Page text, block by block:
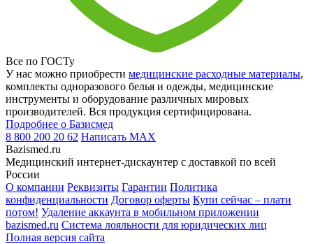
Все по ГОСТу
У нас можно приобрести медицинские расходные материалы,
комплекты одноразового белья и одежды, медицинские
инструменты и оборудование различных мировых
производителей. Вся продукция сертифицирована.
Подробнее о Базисмед
8 800 200 20 62 Написать MAX
Bazismed.ru
Медицинский интернет-дискаунтер с доставкой по всей
России
О компании Реквизиты Гарантии Политика
конфиденциальности Договор оферты Купи сейчас – плати
потом! Удаление аккаунта в мобильном приложении
bazismed.ru Система лояльности для юридических лиц
Полная версия сайта